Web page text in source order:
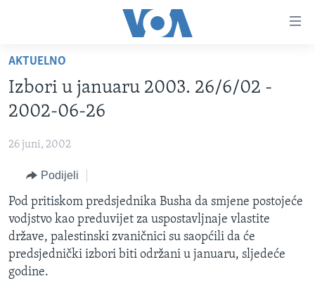
glavni
sadržaj
Pređi
na
glavnu
navigaciju
pretragu
TV PROGRAM
VIJESTI
SJEDINJENE AMERIČKE DRŽAVE
BOSNA I HERCEGOVINA
SVIJET
NAUKA I TEHNOLOGIJA
SPECIJALNI PROJEKTI
KORUPCIJA
SLOBODA MEDIJA
ŽENSKA STRANA
AKTUELNO
Izbori u januaru 2003. 26/6/02 -
2002-06-26
26 juni, 2002
Podijeli
Pod pritiskom predsjednika Busha da smjene postojeće
vodjstvo kao preduvijet za uspostavljnaje vlastite
države, palestinski zvaničnici su saopćili da će
predsjednički izbori biti održani u januaru, sljedeće
godine.